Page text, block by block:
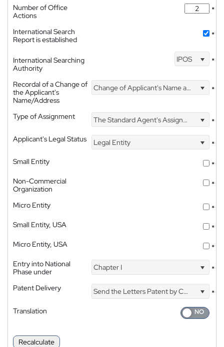
Number of Office
Actions
*
International Search
Report is established
*
International Searching
Authority
IPOS *
Recordal of a Change of
the Applicant's
Name/Address
Change of Applicant's Name and Address *
Type of Assignment The Standard Agent's Assignment
*
Applicant's Legal Status
Legal Entity
*
Small Entity
*
Non-Commercial
Organization
*
Micro Entity
*
Small Entity, USA
*
Micro Entity, USA
*
Entry into National
Phase under
Chapter I *
Patent Delivery Send the Letters Patent by Courier
*
Translation
Recalculate